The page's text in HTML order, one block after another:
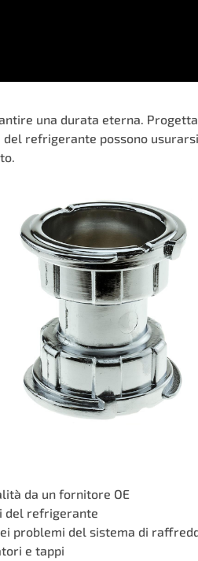
una durata eterna.
refrigerante possono
da un fornitore OE
del refrigerante
problemi del sistema di
e tappi